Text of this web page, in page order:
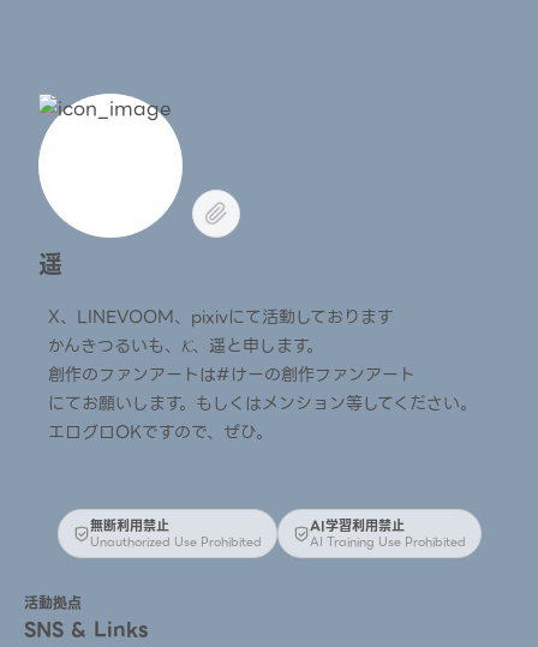
遥
X、LINEVOOM、pixivにて活動しております
かんきつるいも、𝓚、遥と申します。
創作のファンアートは#けーの創作ファンアート
にてお願いします。もしくはメンション等してください。
エログロOKですので、ぜひ。
無断利用禁止
Unauthorized Use Prohibited
AI学習利用禁止
AI Training Use Prohibited
活動拠点
SNS & Links